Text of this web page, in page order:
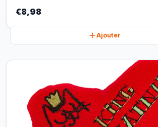
€8,98
Ajouter